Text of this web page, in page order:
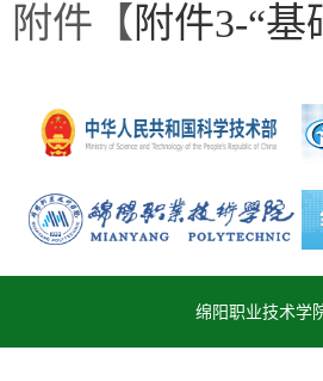
附件【 附件3-“
绵阳职业技术学